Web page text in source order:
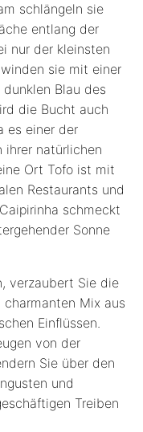
schlängeln sie
entlang der
nur der kleinsten
sie mit einer
Blau des
die Bucht auch
es einer der
ihrer natürlichen
Ort Tofo ist mit
Restaurants und
schmeckt
Sonne
verzaubert Sie die
Mix aus
Einflüssen.
von der
Sie über den
und
Treiben